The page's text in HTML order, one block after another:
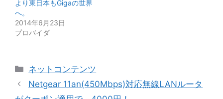
より東日本もGigaの世界
へ。
2014年6月23日
プロバイダ
カ
テ
ネットコンテンツ
Netgear 11an(450Mbps)対応無線LANルータ